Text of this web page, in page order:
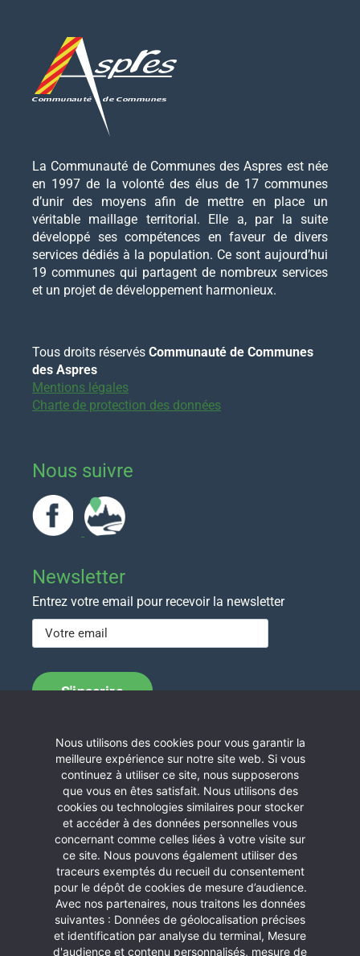
La Communauté de Communes des Aspres est née
en 1997 de la volonté des élus de 17 communes
d’unir des moyens afin de mettre en place un
véritable maillage territorial. Elle a, par la suite
développé ses compétences en faveur de divers
services dédiés à la population. Ce sont aujourd’hui
19 communes qui partagent de nombreux services
et un projet de développement harmonieux.
Tous droits réservés Communauté de Communes
des Aspres
Mentions légales
Charte de protection des données
Nous suivre
Newsletter
Entrez votre email pour recevoir la newsletter
Contactez nous
Communauté de Communes des Aspres
Allée Hector Capellayre
Immeuble C. Bourquin – BP 11
66 301 Thuir
Téléphone : 04 68 53 21 87
Horaires d’ouverture
du lundi au vendredi de 8h30 à 12h
et de 14h à 17h30
Nous utilisons des cookies pour vous garantir la
meilleure expérience sur notre site web. Si vous
continuez à utiliser ce site, nous supposerons
que vous en êtes satisfait. Nous utilisons des
cookies ou technologies similaires pour stocker
et accéder à des données personnelles vous
concernant comme celles liées à votre visite sur
ce site. Nous pouvons également utiliser des
traceurs exemptés du recueil du consentement
pour le dépôt de cookies de mesure d’audience.
Avec nos partenaires, nous traitons les données
suivantes : Données de géolocalisation précises
et identification par analyse du terminal, Mesure
d'audience et contenu personnalisés, mesure de